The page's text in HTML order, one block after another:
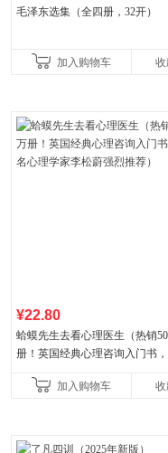
毛泽东选集（全四册，32开）
加入购物车 收
¥22.80
蛤蟆先生去看心理医生（热销
册！英国经典心理咨询入门书
加入购物车
收